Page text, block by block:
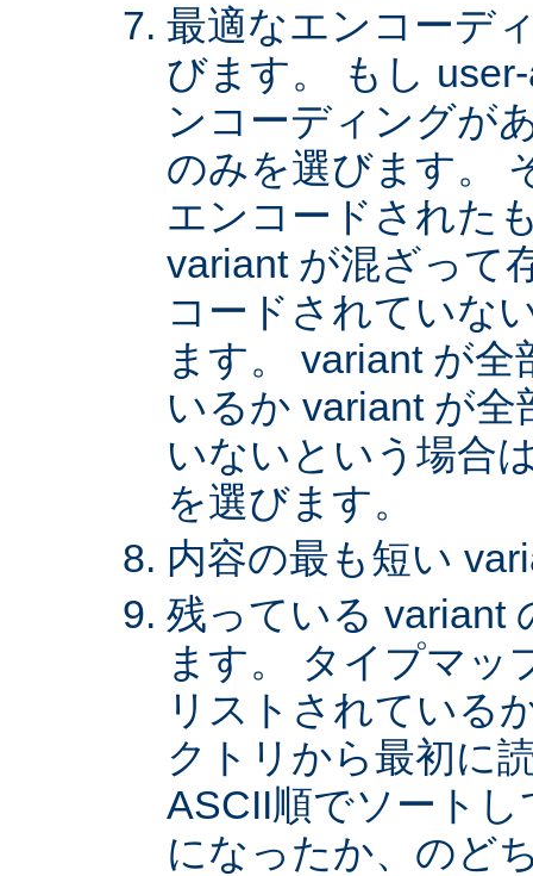
最適なエンコーデ
びます。 もし
ンコーディングが
のみを選びます。
エンコードされた
variant が混ざって
コードされていな
ます。 variant が
いるか variant が
いないという場合
を選びます。
内容の最も短い
残っている variant
ます。 タイプマッ
リストされている
クトリから最初に
ASCII順でソート
になったか、のど